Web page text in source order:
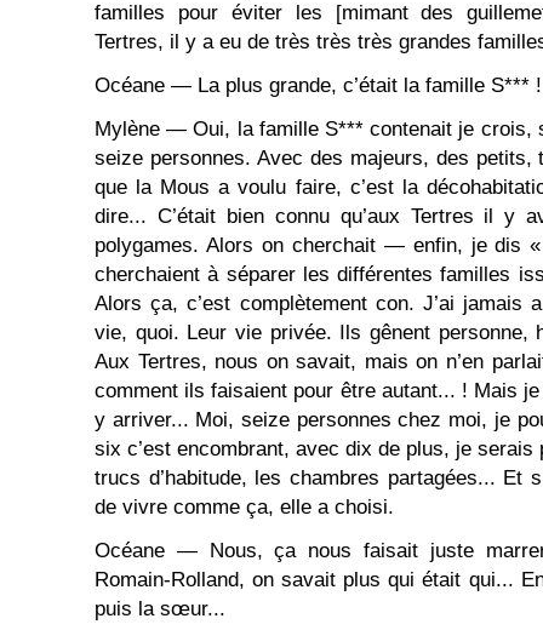
familles pour éviter les [mimant des
Tertres, il y a eu de très très très grandes
Océane — La plus grande, c’était la famille S*** !
Mylène — Oui, la famille S*** contenait je crois,
seize personnes. Avec des majeurs, des petits,
que la Mous a voulu faire, c’est la
dire... C’était bien connu qu’aux Tertres il y
polygames. Alors on cherchait — enfin, je dis
cherchaient à séparer les différentes familles
Alors ça, c’est complètement con. J’ai jamais
vie, quoi. Leur vie privée. Ils gênent personne,
Aux Tertres, nous on savait, mais on n’en
comment ils faisaient pour être autant... ! Mais
y arriver... Moi, seize personnes chez moi, je
six c’est encombrant, avec dix de plus, je serais
trucs d’habitude, les chambres partagées... Et
de vivre comme ça, elle a choisi.
Océane — Nous, ça nous faisait juste
Romain-Rolland, on savait plus qui était qui...
puis la sœur...